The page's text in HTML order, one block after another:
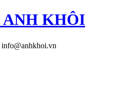
ANH KHÔI